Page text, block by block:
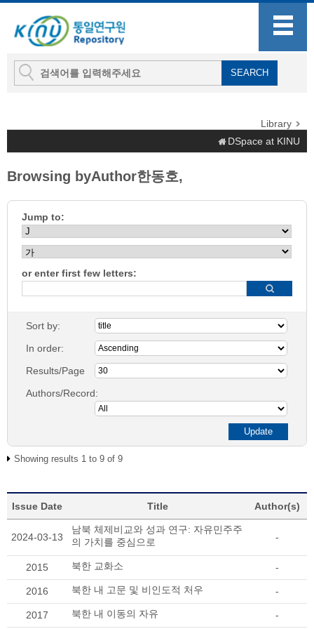
Library
DSpace at KINU
Browsing byAuthor한동호,
Jump to:
or enter first few letters:
Sort by:
In order:
Results/Page
Authors/Record:
Showing results 1 to 9 of 9
Issue Date Title Author(s)
2024-03-13
남북 체제비교와 성과 연구: 자유민주주
의 가치를 중심으로
-
2015 북한 교화소 -
2016 북한 내 고문 및 비인도적 처우 -
2017 북한 내 이동의 자유 -